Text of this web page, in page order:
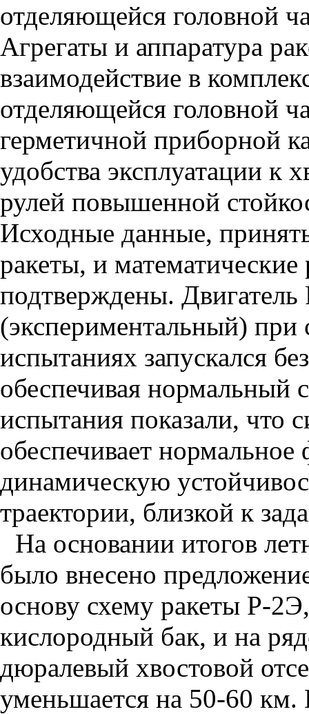
отделяющейся головной
Агрегаты и аппаратура
взаимодействие в
отделяющейся головной
герметичной приборной
удобства эксплуатации к
рулей повышенной
Исходные данные,
ракеты, и
подтверждены.
(экспериментальный) при
испытаниях запускался
обеспечивая нормальный
испытания показали, что
обеспечивает
динамическую
траектории, близкой к
На основании итогов
было внесено
основу схему ракеты Р-
кислородный бак, и на
дюралевый хвостовой
уменьшается на 50-60